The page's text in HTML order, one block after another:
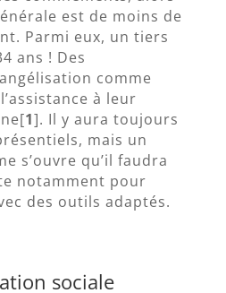
est de moins de
Parmi eux, un tiers
ans ! Des
comme
à leur
1]. Il y aura toujours
mais un
s’ouvre qu’il faudra
notamment pour
des outils adaptés.
sociale